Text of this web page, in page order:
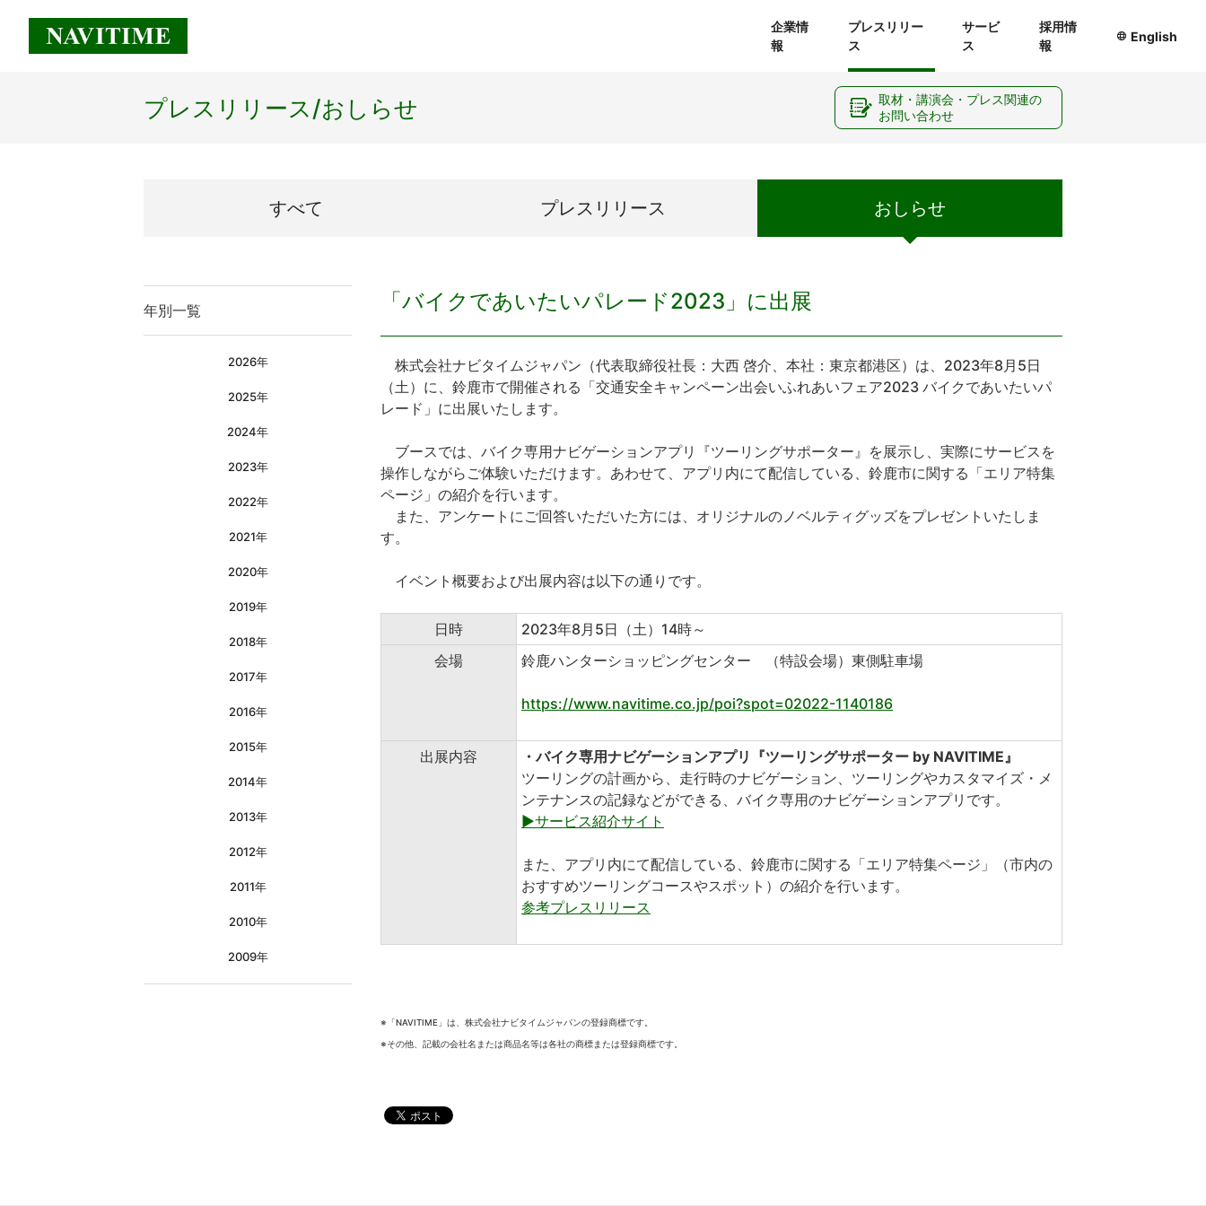
企業情
報
経営理念
プレスリリー
ス
サービ
ス
採用情
報
English
プレスリリース/おしらせ
すべて プレス リリース おしらせ
年別一覧
2026年
2025年
2024年
2023年
2022年
2021年
2020年
2019年
2018年
2017年
2016年
2015年
2014年
2013年
2012年
2011年
2010年
2009年
「バイクであいたいパレード2023」に出展
株式会社ナビタイムジャパン（代表取締役社長：大西 啓介、本社：東京都港区）は、2023年8月5日
（土）に、鈴鹿市で開催される「交通安全キャンペーン出会いふれあいフェア2023 バイクであいたいパ
レード」に出展いたします。
ブースでは、バイク専用ナビゲーションアプリ『ツーリングサポーター』を展示し、実際にサービスを
操作しながらご体験いただけます。あわせて、アプリ内にて配信している、鈴鹿市に関する「エリア特集
ページ」の紹介を行います。
また、アンケートにご回答いただいた方には、オリジナルのノベルティグッズをプレゼントいたしま
す。
イベント概要および出展内容は以下の通りです。
日時
2023年8月5日（土）14時～
会場
鈴鹿ハンターショッピングセンター （特設会場）東側駐車場
https://www.navitime.co.jp/poi?spot=02022-1140186
出展内容
・バイク専用ナビゲーションアプリ『ツーリングサポーター by NAVITIME』
ツーリングの計画から、走行時のナビゲーション、ツーリングやカスタマイズ・メ
ンテナンスの記録などができる、バイク専用のナビゲーションアプリです。
▶サービス紹介サイト
また、アプリ内にて配信している、鈴鹿市に関する「エリア特集ページ」（市内の
おすすめツーリングコースやスポット）の紹介を行います。
参考プレスリリース
※「NAVITIME」は、株式会社ナビタイムジャパンの登録商標です。
※その他、記載の会社名または商品名等は各社の商標または登録商標です。
取材・講演会・プレス関連の
お問い合わせ